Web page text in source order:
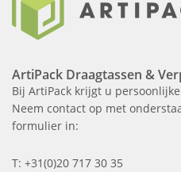
ArtiPack Draagtassen &
Bij ArtiPack krijgt u
Neem contact op met
formulier in:
T: +31(0)20 717 30 35